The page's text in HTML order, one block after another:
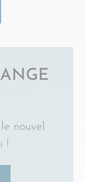
nouvel
!